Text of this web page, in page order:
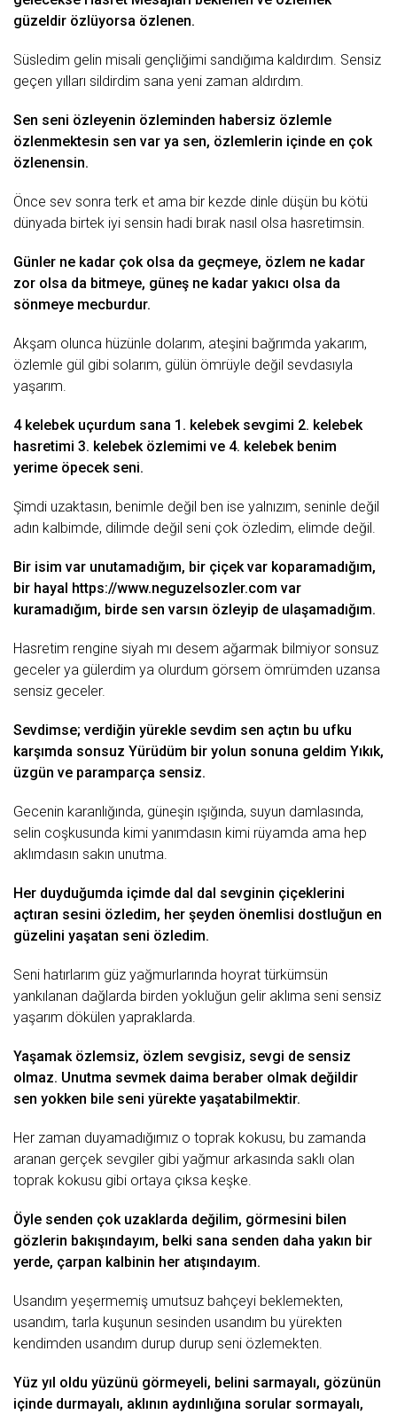
güzeldir özlüyorsa özlenen.
Süsledim gelin misali gençliğimi sandığıma kaldırdım. Sensiz
geçen yılları sildirdim sana yeni zaman aldırdım.
Sen seni özleyenin özleminden habersiz özlemle
özlenmektesin sen var ya sen, özlemlerin içinde en çok
özlenensin.
Önce sev sonra terk et ama bir kezde dinle düşün bu kötü
dünyada birtek iyi sensin hadi bırak nasıl olsa hasretimsin.
Günler ne kadar çok olsa da geçmeye, özlem ne kadar
zor olsa da bitmeye, güneş ne kadar yakıcı olsa da
sönmeye mecburdur.
Akşam olunca hüzünle dolarım, ateşini bağrımda yakarım,
özlemle gül gibi solarım, gülün ömrüyle değil sevdasıyla
yaşarım.
4 kelebekuçurdum sana 1. kelebek sevgimi 2. kelebek
hasretimi 3. kelebek özlemimi ve 4. kelebek benim
yerime öpecek seni.
Şimdi uzaktasın, benimle değil ben ise yalnızım, seninle değil
adın kalbimde, dilimde değil seni çok özledim, elimde değil.
Bir isim var unutamadığım, bir çiçekvar koparamadığım,
bir hayal https://www.neguzelsozler.com var
kuramadığım, birde sen varsın özleyip de ulaşamadığım.
Hasretim rengine siyah mı desem ağarmak bilmiyor sonsuz
geceler ya gülerdim ya olurdum görsem ömrümden uzansa
sensiz geceler.
Sevdimse; verdiğin yürekle sevdim sen açtın bu ufku
karşımda sonsuz Yürüdüm bir yolun sonuna geldim Yıkık,
üzgün ve paramparça sensiz.
Gecenin karanlığında, güneşin ışığında, suyun damlasında,
selin coşkusunda kimi yanımdasın kimi rüyamda ama hep
aklımdasın sakın unutma.
Her duyduğumda içimde dal dal sevginin çiçeklerini
açtıran sesini özledim, her şeyden önemlisi dostluğun en
güzelini yaşatan seni özledim.
Seni hatırlarım güz yağmurlarında hoyrat türkümsün
yankılanan dağlarda birden yokluğun gelir aklıma seni sensiz
yaşarım dökülen yapraklarda.
Yaşamak özlemsiz, özlem sevgisiz, sevgi de sensiz
olmaz. Unutma sevmek daima beraber olmak değildir
sen yokken bile seni yürekte yaşatabilmektir.
Her zaman duyamadığımız o toprak kokusu, bu zamanda
aranan gerçek sevgiler gibi yağmur arkasında saklı olan
toprak kokusu gibi ortaya çıksa keşke.
Öyle senden çok uzaklarda değilim, görmesini bilen
gözlerin bakışındayım, belki sana senden daha yakın bir
yerde, çarpan kalbinin her atışındayım.
Usandım yeşermemiş umutsuz bahçeyi beklemekten,
usandım, tarla kuşunun sesinden usandım bu yürekten
kendimden usandım durup durup seni özlemekten.
Yüz yıl oldu yüzünü görmeyeli, belini sarmayalı, gözünün
içinde durmayalı, aklının aydınlığına sorular sormayalı,